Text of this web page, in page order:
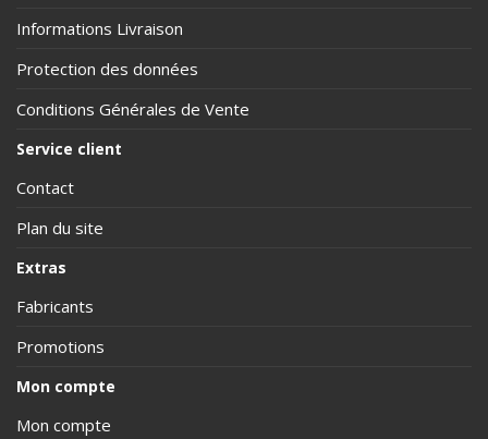
Informations Livraison
Protection des données
Conditions Générales de Vente
Service client
Contact
Plan du site
Extras
Fabricants
Promotions
Mon compte
Mon compte